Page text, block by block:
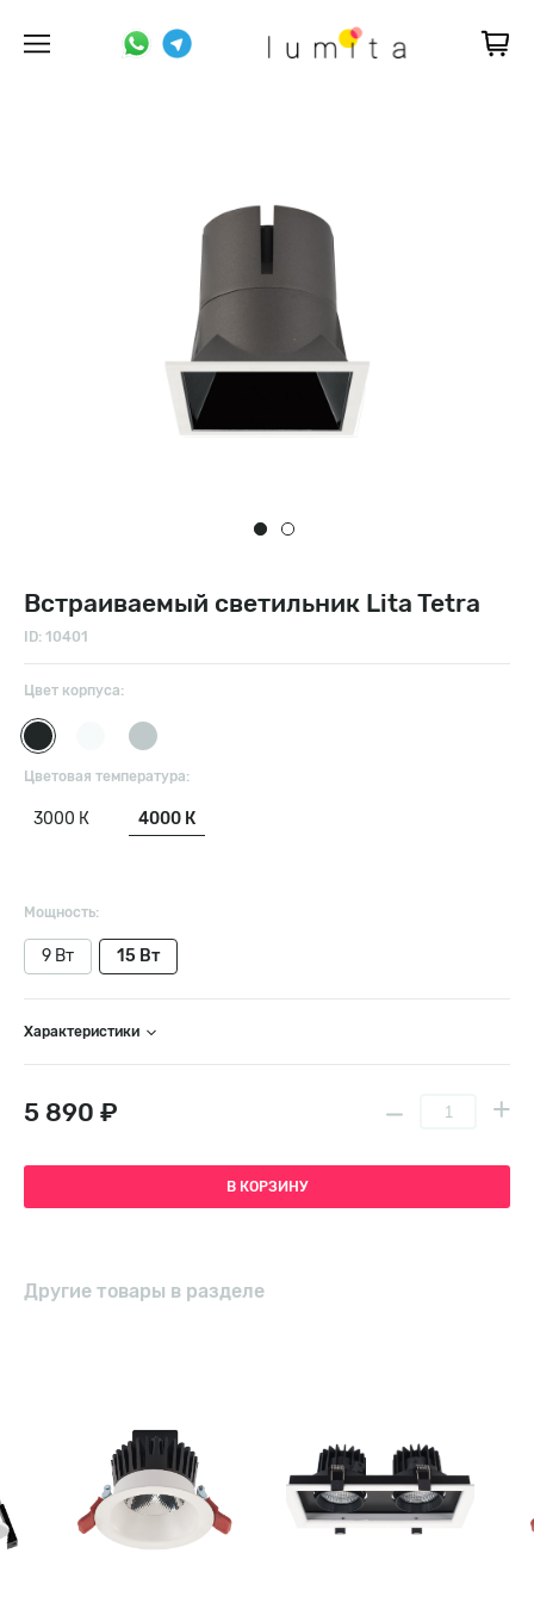
Встраиваемый светильник Lita Tetra
ID: 10401
Цвет корпуса:
Цветовая температура:
3000 К 4000 К
Мощность:
9 Вт 15 Вт
Характеристики
5 890 ₽
В КОРЗИНУ
Другие товары в разделе